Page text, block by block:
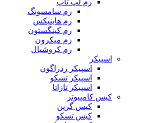
رم سامسونگ
رم هاینیکس
رم کینگستون
رم میکرون
رم کروشیال
اسپیکر
اسپیکر ردراگون
اسپیکر تسکو
اسپیکر تازاتا
کیس کامپیوتر
کیس گرین
کیس تسکو